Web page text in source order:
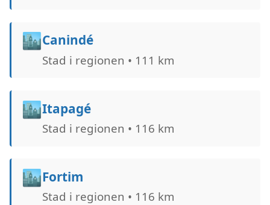
🏙️Canindé
Stad i regionen • 111 km
🏙️Itapagé
Stad i regionen • 116 km
🏙️Fortim
Stad i regionen • 116 km